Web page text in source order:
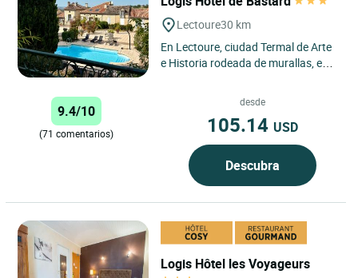
Lectoure30 km
En Lectoure, ciudad Termal de Arte
e Historia rodeada de murallas, en
encantados de recibirle...
9.4/10
(71 comentarios)
desde
105.14 USD
Descubra
Logis Hôtel les Voyageurs